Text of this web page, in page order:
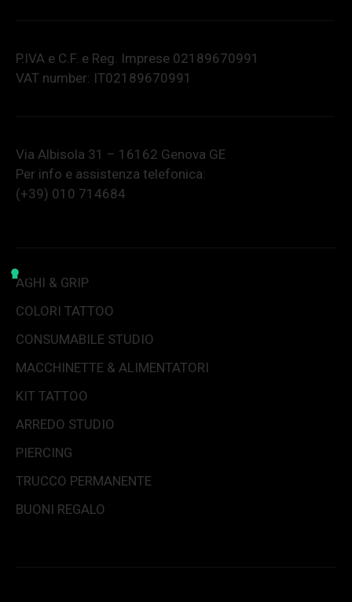
P.IVA e C.F. e Reg. Imprese 02189670991
VAT number: IT02189670991
Via Albisola 31 – 16162 Genova GE
Per info e assistenza telefonica:
(+39) 010 714684
AGHI & GRIP
COLORI TATTOO
CONSUMABILE STUDIO
MACCHINETTE & ALIMENTATORI
KIT TATTOO
ARREDO STUDIO
PIERCING
TRUCCO PERMANENTE
BUONI REGALO